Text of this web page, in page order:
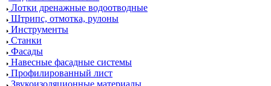
Лотки дренажные водоотводные
Штрипс, отмотка, рулоны
Инструменты
Станки
Фасады
Навесные фасадные системы
Профилированный лист
Звукоизоляционные материалы